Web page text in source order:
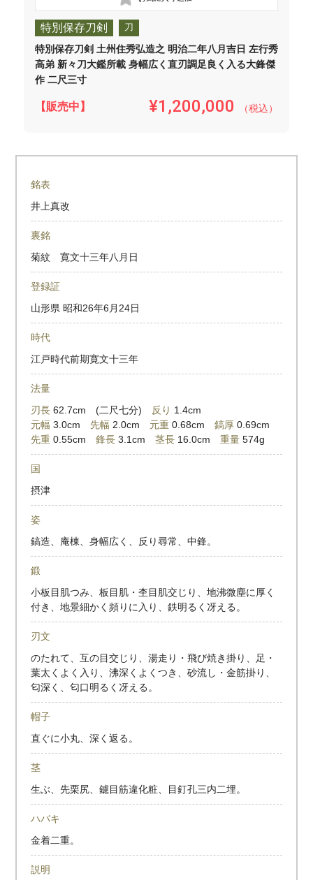
特別保存刀剣 刀
特別保存刀剣 土州住秀弘造之 明治二年八月吉日 左行秀
高弟 新々刀大鑑所載 身幅広く直刃調足良く入る大鋒傑
作 二尺三寸
【販売中】 ¥1,200,000 （税込）
銘表
井上真改
裏銘
菊紋 寛文十三年八月日
登録証
山形県 昭和26年6月24日
時代
江戸時代前期寛文十三年
法量
刃長 62.7cm (二尺七分) 反り 1.4cm
元幅 3.0cm 先幅 2.0cm 元重 0.68cm鎬厚 0.69cm
先重 0.55cm鋒長 3.1cm茎長 16.0cm重量 574g
国
摂津
姿
鎬造、庵棟、身幅広く、反り尋常、中鋒。
鍛
小板目肌つみ、板目肌・杢目肌交じり、地沸微塵に厚く
付き、地景細かく頻りに入り、鉄明るく冴える。
刃文
のたれて、互の目交じり、湯走り・飛び焼き掛り、足・
葉太くよく入り、沸深くよくつき、砂流し・金筋掛り、
匂深く、匂口明るく冴える。
帽子
直ぐに小丸、深く返る。
茎
生ぶ、先栗尻、鑢目筋違化粧、目釘孔三内二埋。
ハバキ
金着二重。
説明